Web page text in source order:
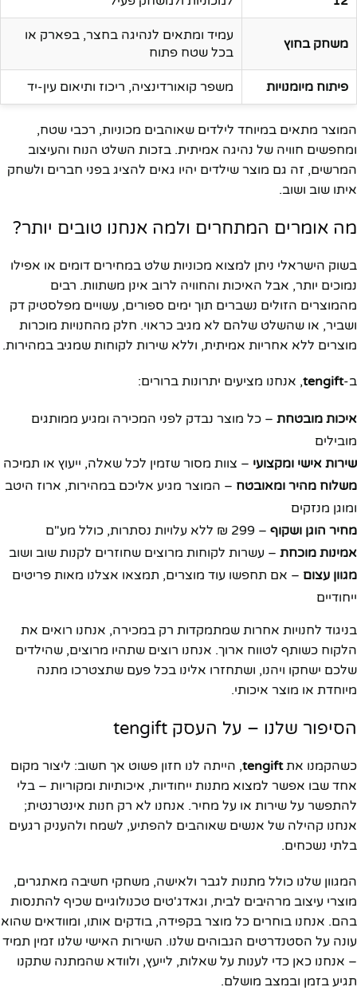
משחק בחוץ
עמיד ומתאים לנהיגה בחצר, בפארק או
בכל שטח פתוח
פיתוח מיומנויות משפר קואורדינציה, ריכוז ותיאום עין-יד
המוצר מתאים במיוחד לילדים שאוהבים מכוניות, רכבי שטח,
ומחפשים חוויה של נהיגה אמיתית. בזכות השלט הנוח והעיצוב
המרשים, זה גם מוצר שילדים יהיו גאים להציג בפני חברים ולשחק
איתו שוב ושוב.
מה אומרים המתחרים ולמה אנחנו טובים יותר?
בשוק הישראלי ניתן למצוא מכוניות שלט במחירים דומים או אפילו
נמוכים יותר, אבל האיכות והחוויה לרוב אינן משתוות. רבים
מהמוצרים הזולים נשברים תוך ימים ספורים, עשויים מפלסטיק דק
ושביר, או שהשלט שלהם לא מגיב כראוי. חלק מהחנויות מוכרות
מוצרים ללא אחריות אמיתית, וללא שירות לקוחות שמגיב במהירות.
ב-tengift, אנחנו מציעים יתרונות ברורים:
איכות מובטחת – כל מוצר נבדק לפני המכירה ומגיע ממותגים
מובילים
שירות אישי ומקצועי – צוות מסור שזמין לכל שאלה, ייעוץ או תמיכה
משלוח מהיר ומאובטח – המוצר מגיע אליכם במהירות, ארוז היטב
ומוגן מנזקים
מחיר הוגן ושקוף – 299 ₪ ללא עלויות נסתרות, כולל מע"ם
אמינות מוכחת – עשרות לקוחות מרוצים שחוזרים לקנות שוב ושוב
מגוון עצום – אם תחפשו עוד מוצרים, תמצאו אצלנו מאות פריטים
ייחודיים
בניגוד לחנויות אחרות שמתמקדות רק במכירה, אנחנו רואים את
הלקוח כשותף לטווח ארוך. אנחנו רוצים שתהיו מרוצים, שהילדים
שלכם ישחקו ויהנו, ושתחזרו אלינו בכל פעם שתצטרכו מתנה
מיוחדת או מוצר איכותי.
הסיפור שלנו – על העסק tengift
כשהקמנו אתtengift, הייתה לנו חזון פשוט אך חשוב: ליצור מקום
אחד שבו אפשר למצוא מתנות ייחודיות, איכותיות ומקוריות – בלי
להתפשר על שירות או על מחיר. אנחנו לא רק חנות אינטרנטית;
אנחנו קהילה של אנשים שאוהבים להפתיע, לשמח ולהעניק רגעים
בלתי נשכחים.
המגוון שלנו כולל מתנות לגבר ולאישה, משחקי חשיבה מאתגרים,
מוצרי עיצוב מרהיבים לבית, וגאדג'טים טכנולוגיים שכיף להתנסות
בהם. אנחנו בוחרים כל מוצר בקפידה, בודקים אותו, ומוודאים שהוא
עונה על הסטנדרטים הגבוהים שלנו. השירות האישי שלנו זמין תמיד
– אנחנו כאן כדי לענות על שאלות, לייעץ, ולוודא שהמתנה שתקנו
תגיע בזמן ובמצב מושלם.